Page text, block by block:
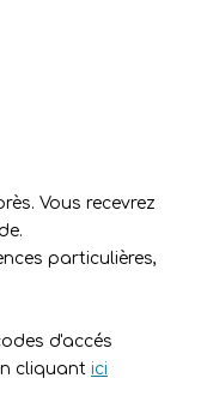
Vous recevrez
particulières,
d'accés
cliquant ici